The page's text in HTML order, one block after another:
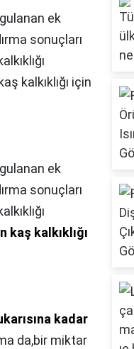
ek
sonuçları
kalkıklığı için
ek
sonuçları
kaş kalkıklığı
kadar
da,bir miktar